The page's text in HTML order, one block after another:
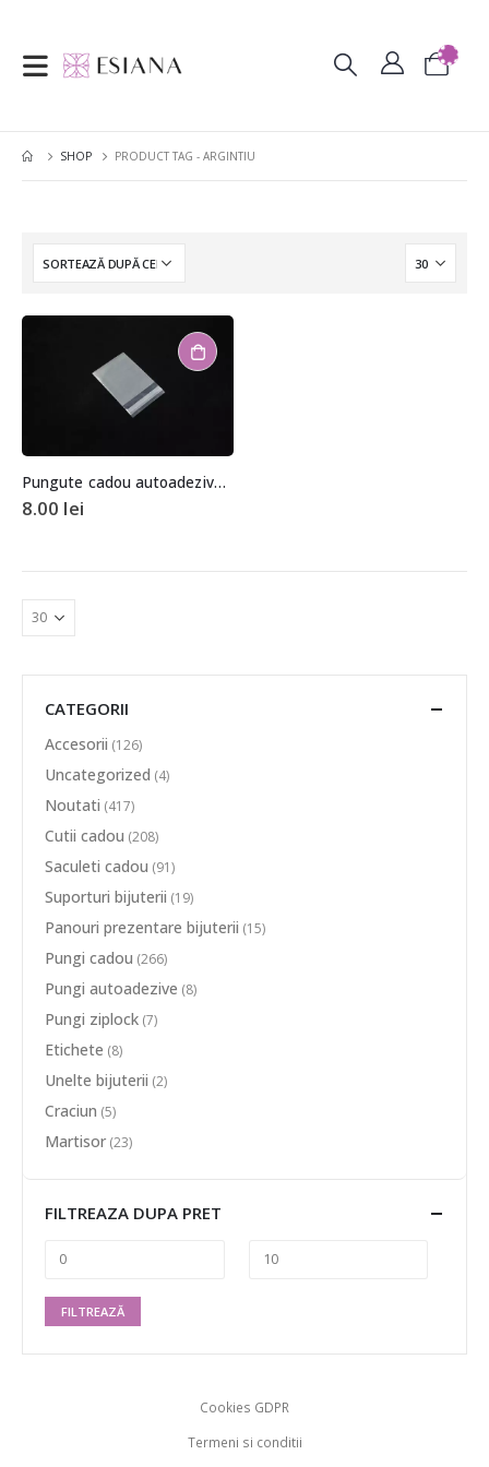
SHOP PRODUCT TAG - ARGINTIU
Pungute cadou autoadezive argintiu metalizat 7x6cm (aprox. 50 buc. +/- 2 buc.)
8.00 lei
CATEGORII
Accesorii (126)
Uncategorized (4)
Noutati (417)
Cutii cadou (208)
Saculeti cadou (91)
Suporturi bijuterii (19)
Panouri prezentare bijuterii (15)
Pungi cadou (266)
Pungi autoadezive (8)
Pungi ziplock (7)
Etichete (8)
Unelte bijuterii (2)
Craciun (5)
Martisor (23)
FILTREAZA DUPA PRET
FILTREAZĂ
Cookies GDPR
Termeni si conditii